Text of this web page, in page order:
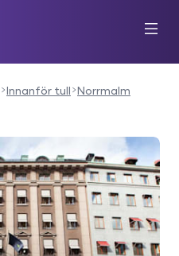
Innanför tull
Norrmalm